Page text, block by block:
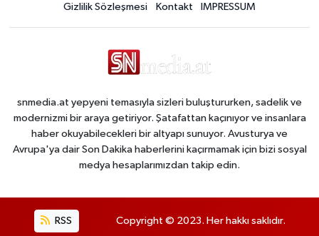
Gizlilik Sözleşmesi Kontakt IMPRESSUM
snmedia.at yepyeni temasıyla sizleri buluştururken, sadelik ve
modernizmi bir araya getiriyor. Şatafattan kaçınıyor ve insanlara
haber okuyabilecekleri bir altyapı sunuyor. Avusturya ve
Avrupa'ya dair Son Dakika haberlerini kaçırmamak için bizi sosyal
medya hesaplarımızdan takip edin.
RSS Copyright © 2023. Her hakkı saklıdır.